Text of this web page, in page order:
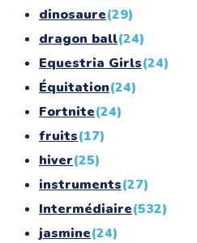
dinosaure(29)
dragon ball(24)
Equestria Girls(24)
Équitation(24)
Fortnite(24)
fruits(17)
hiver(25)
instruments(27)
Intermédiaire(532)
jasmine(24)